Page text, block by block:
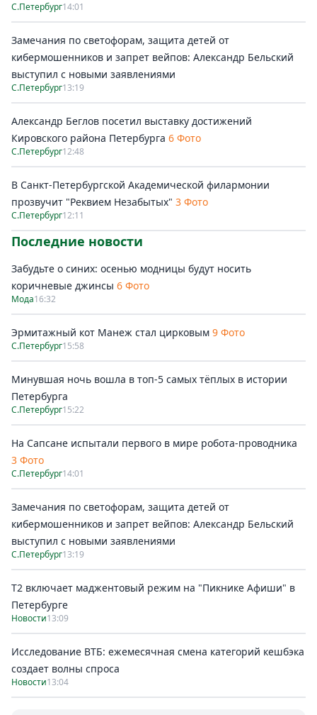
С.Петербург14:01
Замечания по светофорам, защита детей от
кибермошенников и запрет вейпов: Александр Бельский
выступил с новыми заявлениями
С.Петербург13:19
Александр Беглов посетил выставку достижений
Кировского района Петербурга 6 Фото
С.Петербург12:48
В Санкт-Петербургской Академической филармонии
прозвучит "Реквием Незабытых" 3 Фото
С.Петербург12:11
Последние новости
Забудьте о синих: осенью модницы будут носить
коричневые джинсы 6 Фото
Мода16:32
Эрмитажный кот Манеж стал цирковым 9 Фото
С.Петербург15:58
Минувшая ночь вошла в топ-5 самых тёплых в истории
Петербурга
С.Петербург15:22
На Сапсане испытали первого в мире робота-проводника
3 Фото
С.Петербург14:01
Замечания по светофорам, защита детей от
кибермошенников и запрет вейпов: Александр Бельский
выступил с новыми заявлениями
С.Петербург13:19
Т2 включает маджентовый режим на "Пикнике Афиши" в
Петербурге
Новости13:09
Исследование ВТБ: ежемесячная смена категорий кешбэка
создает волны спроса
Новости13:04